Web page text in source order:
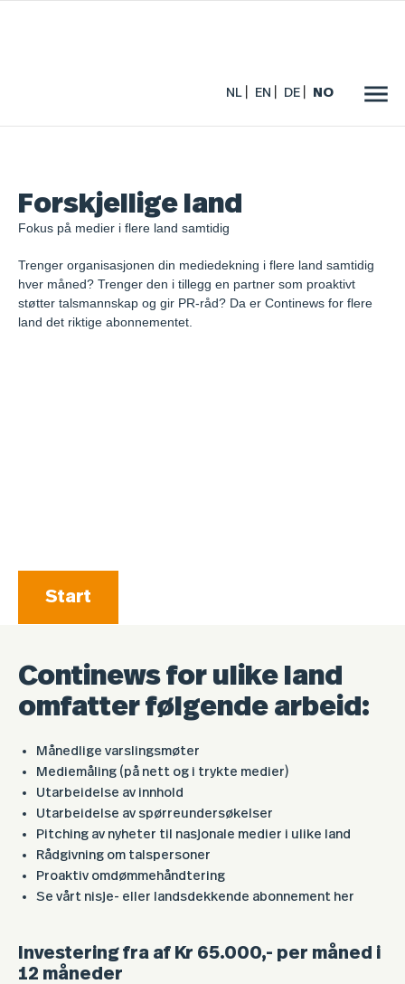
NL EN DE NO
Forskjellige land
Fokus på medier i flere land samtidig
Trenger organisasjonen din mediedekning i flere land samtidig
hver måned? Trenger den i tillegg en partner som proaktivt
støtter talsmannskap og gir PR-råd? Da er Continews for flere
land det riktige abonnementet.
Start
Continews for ulike land
omfatter følgende arbeid:
Månedlige varslingsmøter
Mediemåling (på nett og i trykte medier)
Utarbeidelse av innhold
Utarbeidelse av spørreundersøkelser
Pitching av nyheter til nasjonale medier i ulike land
Rådgivning om talspersoner
Proaktiv omdømmehåndtering
Se vårt nisje- eller landsdekkende abonnement her
Investering fra af Kr 65.000,- per måned i
12 måneder